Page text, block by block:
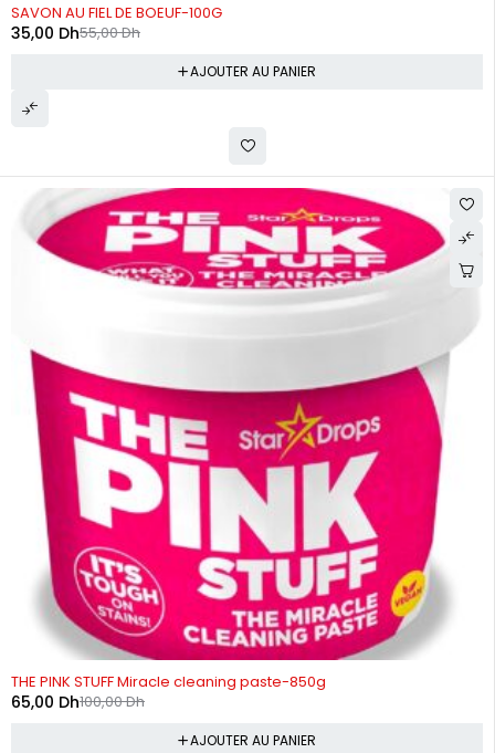
SAVON AU FIEL DE BOEUF-100G
55,00Dh
35,00 Dh
AJOUTER AU PANIER
THE PINK STUFF Miracle cleaning paste-850g
100,00Dh
65,00 Dh
AJOUTER AU PANIER